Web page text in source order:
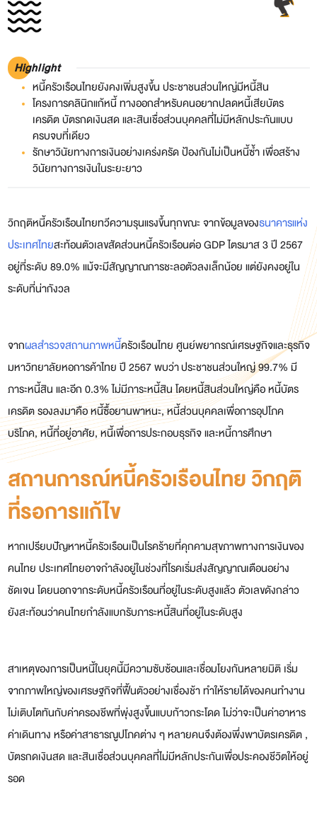
Highlight
หนี้ครัวเรือนไทยยังคงเพิ่มสูงขึ้น ประชาชนส่วนใหญ่มีหนี้สิน
โครงการคลินิกแก้หนี้ ทางออกสำหรับคนอยากปลดหนี้เสียบัตร
เครดิต บัตรกดเงินสด และสินเชื่อส่วนบุคคลที่ไม่มีหลักประกันแบบ
ครบจบที่เดียว
รักษาวินัยทางการเงินอย่างเคร่งครัด ป้องกันไม่เป็นหนี้ซ้ำ เพื่อสร้าง
วินัยทางการเงินในระยะยาว
วิกฤติหนี้ครัวเรือนไทยทวีความรุนแรงขึ้นทุกขณะ จากข้อมูลของธนาคารแห่ง
ประเทศไทยสะท้อนตัวเลขสัดส่วนหนี้ครัวเรือนต่อ GDP ไตรมาส 3 ปี 2567
อยู่ที่ระดับ 89.0% แม้จะมีสัญญาณการชะลอตัวลงเล็กน้อย แต่ยังคงอยู่ใน
ระดับที่น่ากังวล
จากผลสำรวจสถานภาพหนี้ครัวเรือนไทย ศูนย์พยากรณ์เศรษฐกิจและธุรกิจ
มหาวิทยาลัยหอการค้าไทย ปี 2567 พบว่า ประชาชนส่วนใหญ่ 99.7% มี
ภาระหนี้สิน และอีก 0.3% ไม่มีภาระหนี้สิน โดยหนี้สินส่วนใหญ่คือ หนี้บัตร
เครดิต รองลงมาคือ หนี้ซื้อยานพาหนะ, หนี้ส่วนบุคคลเพื่อการอุปโภค
บริโภค, หนี้ที่อยู่อาศัย, หนี้เพื่อการประกอบธุรกิจ และหนี้การศึกษา
สถานการณ์หนี้ครัวเรือนไทย วิกฤติ
ที่รอการแก้ไข
หากเปรียบปัญหาหนี้ครัวเรือนเป็นโรคร้ายที่คุกคามสุขภาพทางการเงินของ
คนไทย ประเทศไทยอาจกำลังอยู่ในช่วงที่โรคเริ่มส่งสัญญาณเตือนอย่าง
ชัดเจน โดยนอกจากระดับหนี้ครัวเรือนที่อยู่ในระดับสูงแล้ว ตัวเลขดังกล่าว
ยังสะท้อนว่าคนไทยกำลังแบกรับภาระหนี้สินที่อยู่ในระดับสูง
สาเหตุของการเป็นหนี้ในยุคนี้มีความซับซ้อนและเชื่อมโยงกันหลายมิติ เริ่ม
จากภาพใหญ่ของเศรษฐกิจที่ฟื้นตัวอย่างเชื่องช้า ทำให้รายได้ของคนทำงาน
ไม่เติบโตทันกับค่าครองชีพที่พุ่งสูงขึ้นแบบก้าวกระโดด ไม่ว่าจะเป็นค่าอาหาร
ค่าเดินทาง หรือค่าสาธารณูปโภคต่าง ๆ หลายคนจึงต้องพึ่งพาบัตรเครดิต ,
บัตรกดเงินสด และสินเชื่อส่วนบุคคลที่ไม่มีหลักประกันเพื่อประคองชีวิตให้อยู่
รอด